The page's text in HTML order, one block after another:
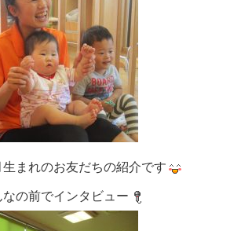
まれのお友だちの紹介です
の前でインタビュー